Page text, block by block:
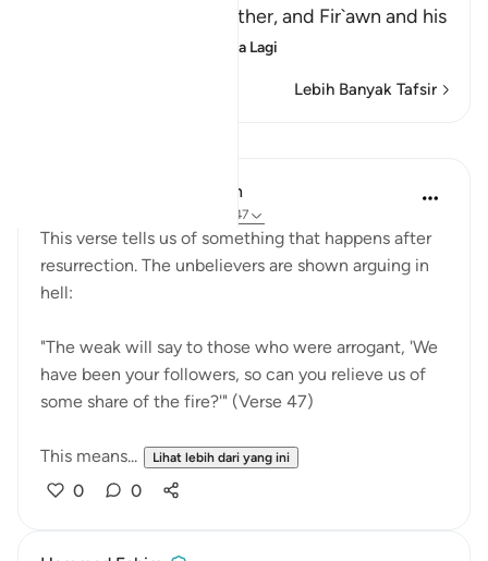
and argue with one another, and Fir`awn and his
Baca Lagi
Lebih Banyak Tafsir
In the Shade of the Quran
ayat 40:47
This verse tells us of something that happens after
resurrection. The unbelievers are shown arguing in
hell:
"The weak will say to those who were arrogant, 'We
have been your followers, so can you relieve us of
some share of the fire?'" (Verse 47)
This means... Lihat lebih dari yang ini
0 0